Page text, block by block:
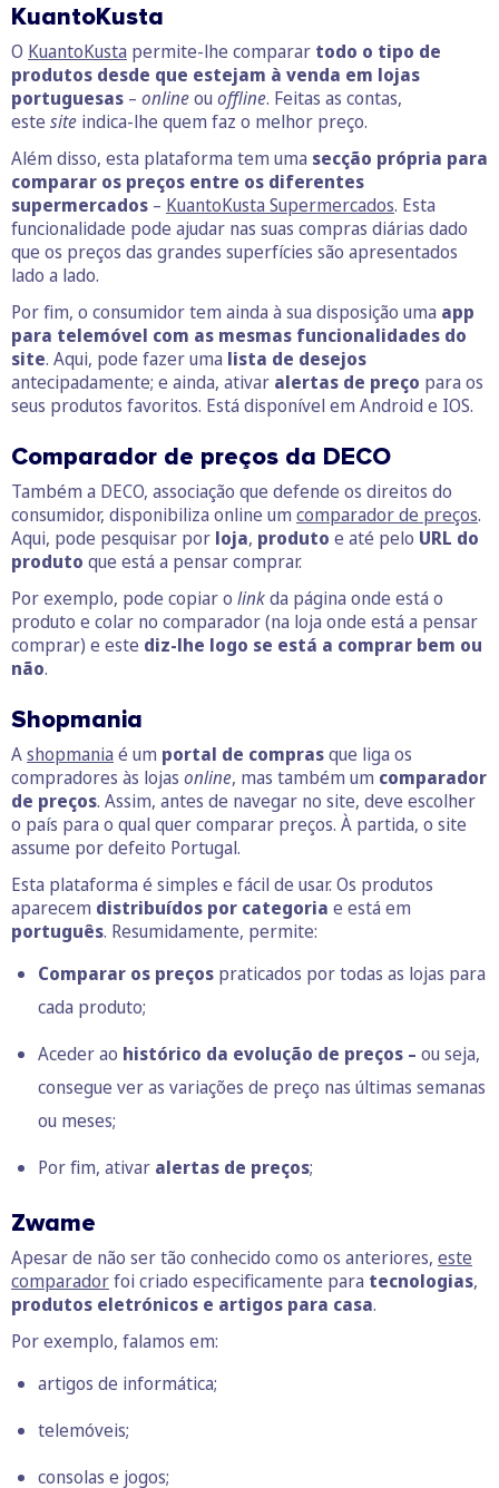
KuantoKusta
O KuantoKusta permite-lhe comparar todo o tipo de
produtos desde que estejam à venda em lojas
portuguesas – onlineou offline. Feitas as contas,
este site indica-lhe quem faz o melhor preço.
Além disso, esta plataforma tem uma secção própria para
comparar os preços entre os diferentes
supermercados – KuantoKusta Supermercados. Esta
funcionalidade pode ajudar nas suas compras diárias dado
que os preços das grandes superfícies são apresentados
lado a lado.
Por fim, o consumidor tem ainda à sua disposição uma app
para telemóvel com as mesmas funcionalidades do
site. Aqui, pode fazer uma lista de desejos
antecipadamente; e ainda, ativar alertas de preço para os
seus produtos favoritos. Está disponível em Android e IOS.
Comparador de preços da DECO
Também a DECO, associação que defende os direitos do
consumidor, disponibiliza online um comparador de preços.
Aqui, pode pesquisar por loja, produto e até pelo URL do
produto que está a pensar comprar.
Por exemplo, pode copiar o linkda página onde está o
produto e colar no comparador (na loja onde está a pensar
comprar) e este diz-lhe logo se está a comprar bem ou
não.
Shopmania
Ashopmania é um portal de comprasque liga os
compradores às lojas online, mas também um comparador
de preços. Assim, antes de navegar no site, deve escolher
o país para o qual quer comparar preços. À partida, o site
assume por defeito Portugal.
Esta plataforma é simples e fácil de usar. Os produtos
aparecem distribuídos por categoria e está em
português. Resumidamente, permite:
Comparar os preços praticados por todas as lojas para
cada produto;
Aceder ao histórico da evolução de preços – ou seja,
consegue ver as variações de preço nas últimas semanas
ou meses;
Por fim, ativar alertas de preços;
Zwame
Apesar de não ser tão conhecido como os anteriores, este
comparadorfoi criado especificamente para tecnologias,
produtos eletrónicos e artigos para casa.
Por exemplo, falamos em:
artigos de informática;
telemóveis;
consolas e jogos;